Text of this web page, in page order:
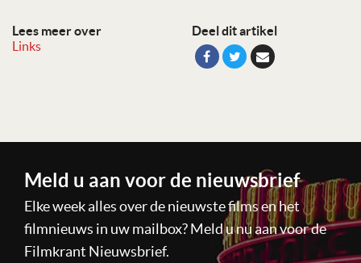
Lees meer over
Links
Deel dit artikel
Meld u aan voor de nieuwsbrief
Elke week alles over de nieuwste films en het
filmnieuws in uw mailbox? Meld u nu aan voor de
Filmkrant Nieuwsbrief.